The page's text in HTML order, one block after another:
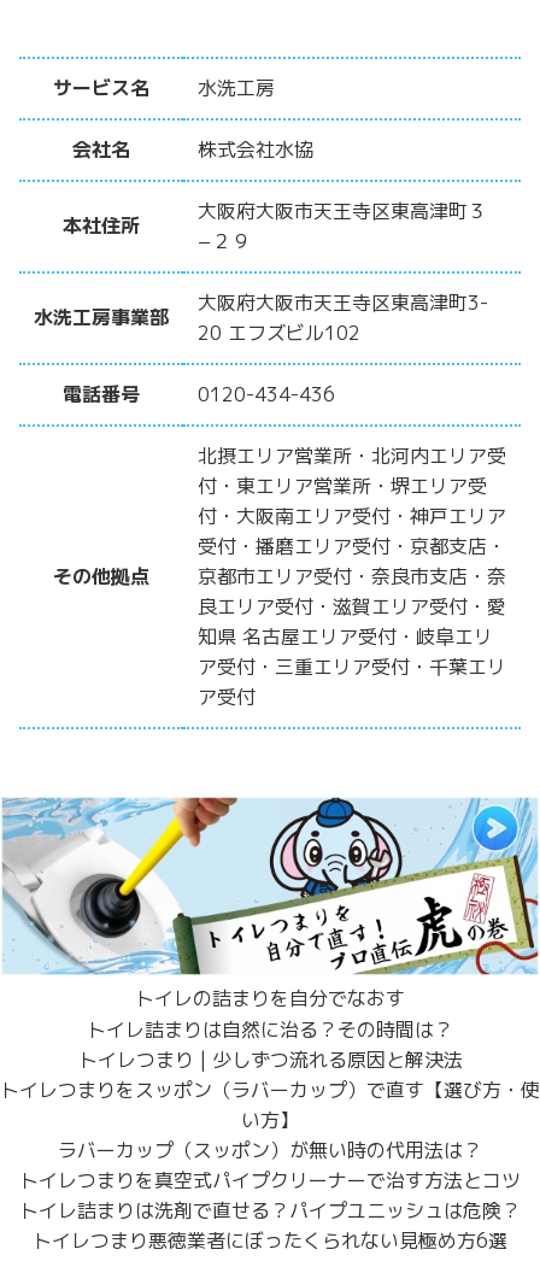
サービス名 水洗工房
会社名 株式会社水協
本社住所
大阪府大阪市天王寺区東高津町３
−２９
水洗工房事業部
大阪府大阪市天王寺区東高津町3-
20 エフズビル102
電話番号 0120-434-436
その他拠点
北摂エリア営業所・北河内エリア受
付・東エリア営業所・堺エリア受
付・大阪南エリア受付・神戸エリア
受付・播磨エリア受付・京都支店・
京都市エリア受付・奈良市支店・奈
良エリア受付・滋賀エリア受付・愛
知県 名古屋エリア受付・岐阜エリ
ア受付・三重エリア受付・千葉エリ
ア受付
トイレの詰まりを自分でなおす
トイレ詰まりは自然に治る？その時間は？
トイレつまり | 少しずつ流れる原因と解決法
トイレつまりをスッポン（ラバーカップ）で直す【選び方・使
い方】
ラバーカップ（スッポン）が無い時の代用法は？
トイレつまりを真空式パイプクリーナーで治す方法とコツ
トイレ詰まりは洗剤で直せる？パイプユニッシュは危険？
トイレつまり悪徳業者にぼったくられない見極め方6選